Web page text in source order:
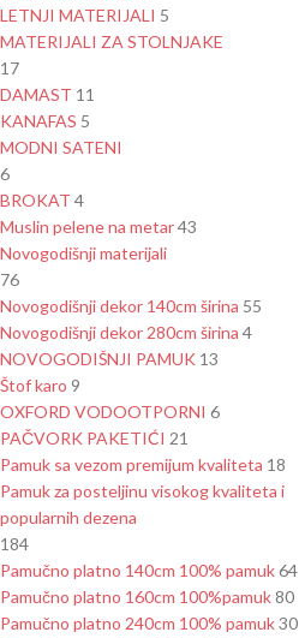
LETNJI MATERIJALI 5
MATERIJALI ZA STOLNJAKE
17
DAMAST 11
KANAFAS 5
MODNI SATENI
6
BROKAT 4
Muslin pelene na metar43
Novogodišnji materijali
76
Novogodišnji dekor 140cm širina 55
Novogodišnji dekor 280cm širina 4
NOVOGODIŠNJI PAMUK 13
Štof karo 9
OXFORD VODOOTPORNI 6
PAČVORK PAKETIĆI 21
Pamuk sa vezom premijum kvaliteta 18
Pamuk za posteljinu visokog kvaliteta i
popularnih dezena
184
Pamučno platno 140cm 100% pamuk64
Pamučno platno 160cm 100%pamuk80
Pamučno platno 240cm 100% pamuk30